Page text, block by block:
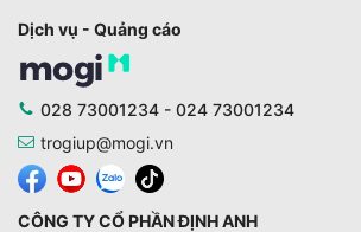
Dịch vụ - Quảng cáo
028 73001234 - 024 73001234
trogiup@mogi.vn
CÔNG TY CỔ PHẦN ĐỊNH ANH